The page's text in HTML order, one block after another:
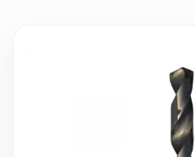
10 000